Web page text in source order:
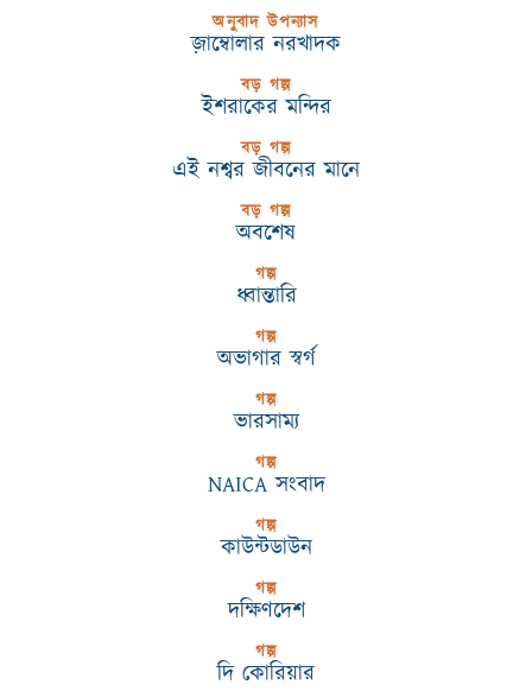
অনুবাদ উপন্যাস
জ়াম্বোলার নরখাদক
বড় গল্প
ইশরাকের মন্দির
বড় গল্প
এই নশ্বর জীবনের মানে
বড় গল্প
অবশেষ
গল্প
ধ্বান্তারি
গল্প
অভাগার স্বর্গ
গল্প
ভারসাম্য
গল্প
NAICA সংবাদ
গল্প
কাউন্টডাউন
গল্প
দক্ষিণদেশ
গল্প
দি কোরিয়ার